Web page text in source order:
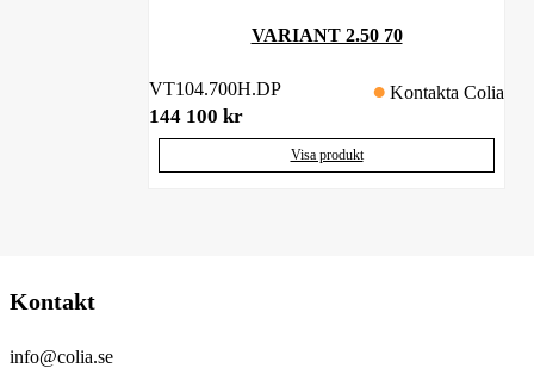
VARIANT 2.50 70
VT104.700H.DP Kontakta Colia
144 100 kr
Visa produkt
Kontakt
info@colia.se